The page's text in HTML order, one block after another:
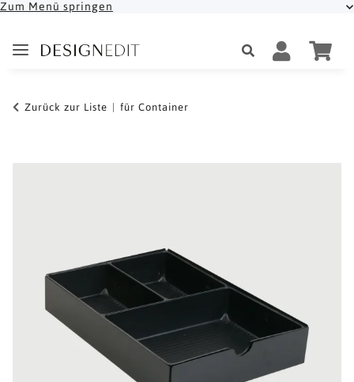
Zum Menü springen
Zurück zur Liste für Container